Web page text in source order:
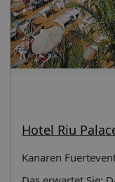
Hotel Riu
Kanaren